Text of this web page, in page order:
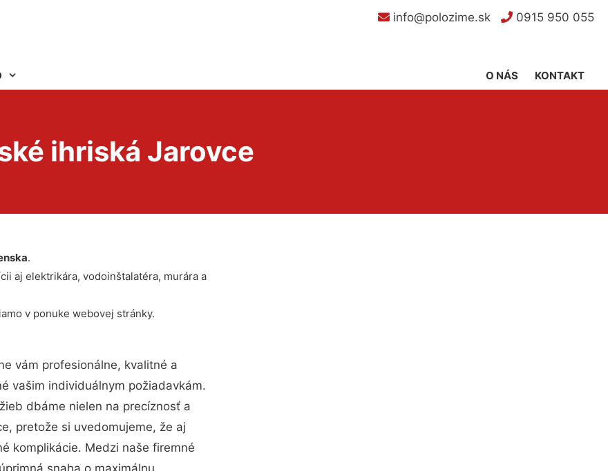
info@polozime.sk 0915 950 055
KONTAKT
O NÁS
ihriská Jarovce
.
aj elektrikára, vodoinštalatéra, murára a
v ponuke webovej stránky.
vám profesionálne, kvalitné a
vašim individuálnym požiadavkám.
dbáme nielen na precíznosť a
pretože si uvedomujeme, že aj
komplikácie. Medzi naše firemné
snaha o maximálnu